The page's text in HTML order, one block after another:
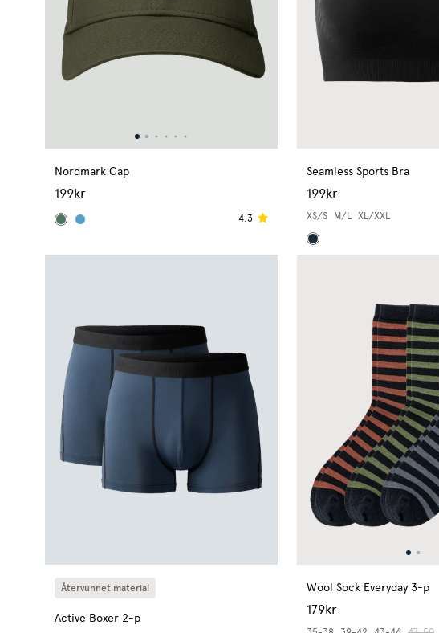
Nordmark Cap
199kr
4.3
Seamless Sports Bra
199kr
XS/S M/L
XL/XXL
Återvunnet material
Active Boxer 2-p
Wool Sock Everyday 3-p
179kr